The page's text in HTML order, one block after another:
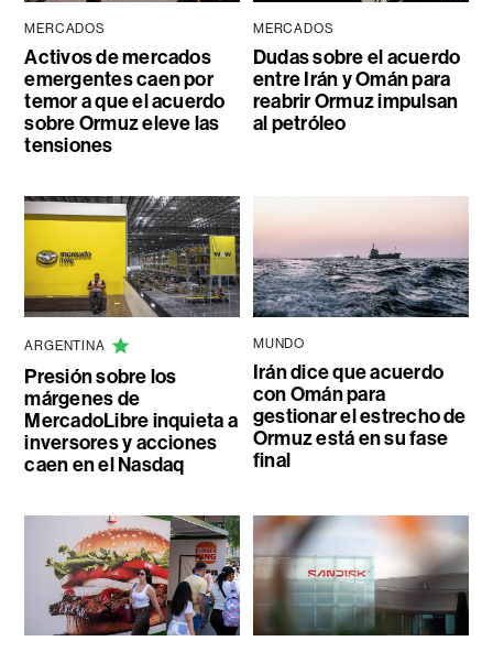
MERCADOS
Activos de mercados
emergentes caen por
temor a que el acuerdo
sobre Ormuz eleve las
tensiones
MERCADOS
Dudas sobre el acuerdo
entre Irán y Omán para
reabrir Ormuz impulsan
al petróleo
ARGENTINA
Presión sobre los
márgenes de
MercadoLibre inquieta a
inversores y acciones
caen en el Nasdaq
MUNDO
Irán dice que acuerdo
con Omán para
gestionar el estrecho de
Ormuz está en su fase
final